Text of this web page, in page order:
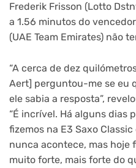
Frederik Frisson (Lotto
a 1.56 minutos do
(UAE Team Emirates) não
“A cerca de dez
Aert] perguntou-me se eu
ele sabia a resposta”,
“É incrível. Há alguns dias
fizemos na E3 Saxo
nunca acontece, mas hoje
muito forte, mais forte do